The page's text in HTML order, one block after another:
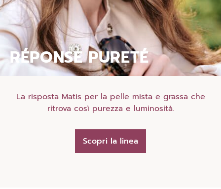
RÉPONSE PURETÉ
La risposta Matis per la pelle mista e grassa che
ritrova così purezza e luminosità.
Scopri la linea